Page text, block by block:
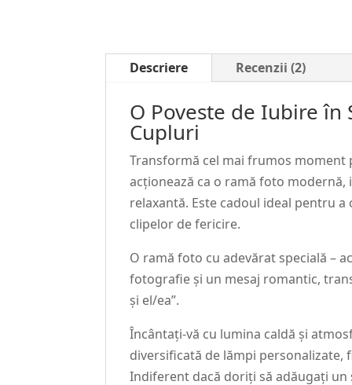
Descriere Recenzii (2)
O Poveste de Iubire în
Cupluri
Transformă cel mai frumos moment
acționează ca o ramă foto
relaxantă. Este cadoul ideal pentru
clipelor de fericire.
O ramă foto cu adevărat specială –
fotografie și un mesaj romantic,
și el/ea”.
Încântați-vă cu lumina caldă și
diversificată de lămpi
Indiferent dacă doriți să adăugați un